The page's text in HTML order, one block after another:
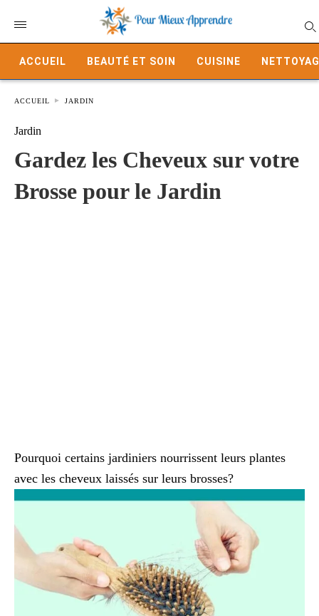
ACCUEIL BEAUTÉ ET SOIN CUISINE
ACCUEIL JARDIN
Jardin
Gardez les Cheveux sur votre
Brosse pour le Jardin
Pourquoi certains jardiniers nourrissent leurs plantes
avec les cheveux laissés sur leurs brosses?